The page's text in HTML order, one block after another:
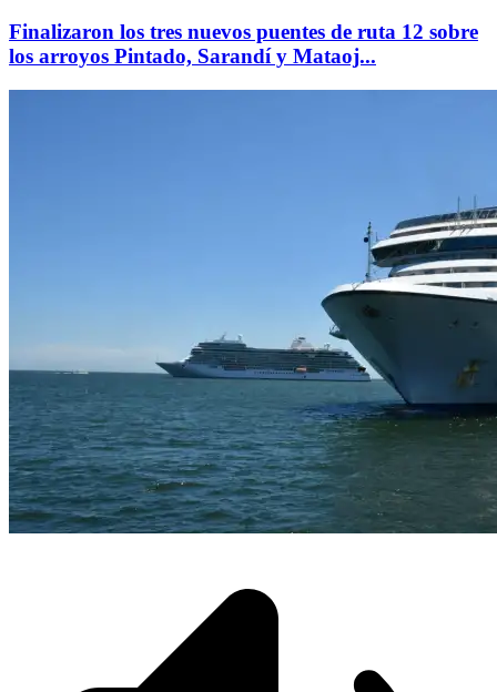
Finalizaron los tres nuevos puentes de ruta 12 sobre
los arroyos Pintado, Sarandí y Mataoj...